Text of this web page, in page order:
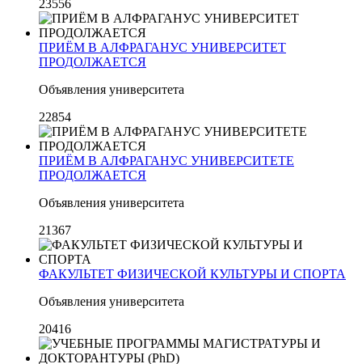
23556
ПРИЁМ В АЛФРАГАНУС УНИВЕРСИТЕТ
ПРОДОЛЖАЕТСЯ
Объявления университета
22854
ПРИЁМ В АЛФРАГАНУС УНИВЕРСИТЕТЕ
ПРОДОЛЖАЕТСЯ
Объявления университета
21367
ФАКУЛЬТЕТ ФИЗИЧЕСКОЙ КУЛЬТУРЫ И СПОРТА
Объявления университета
20416